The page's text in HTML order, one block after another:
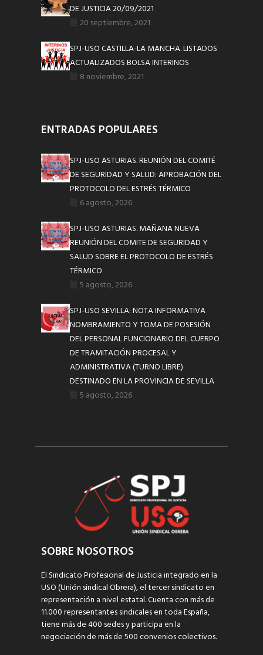
DE JUSTICIA 20/09/2021
20 septiembre, 2021
SPJ-USO CASTILLA-LA MANCHA. LISTADOS
ACTUALIZADOS BOLSA INTERINOS
8 noviembre, 2021
ENTRADAS POPULARES
SPJ-USO ASTURIAS. REUNIÓN DEL COMITÉ
DE SEGURIDAD Y SALUD: APROBACIÓN DEL
PROTOCOLO DEL ESTRÉS TÉRMICO
6 agosto, 2026
SPJ-USO ASTURIAS. MAÑANA NUEVA
REUNIÓN DEL COMITE DE SEGURIDAD Y
SALUD SOBRE EL PROTOCOLO DE ESTRÉS
TÉRMICO
5 agosto, 2026
SPJ-USO SEVILLA: NOTA INFORMATIVA
NOMBRAMIENTO Y TOMA DE POSESIÓN
DEL PERSONAL FUNCIONARIO DEL CUERPO
DE TRAMITACIÓN PROCESAL Y
ADMINISTRATIVA (TURNO LIBRE)
DESTINADO EN LA PROVINCIA DE SEVILLA
5 agosto, 2026
SOBRE NOSOTROS
El Sindicato Profesional de Justicia integrado en la
USO (Unión sindical Obrera), el tercer sindicato en
representación a nivel estatal. Cuenta con más de
11.000 representantes sindicales en toda España,
tiene más de 400 sedes y participa en la
negociación de más de 500 convenios colectivos.